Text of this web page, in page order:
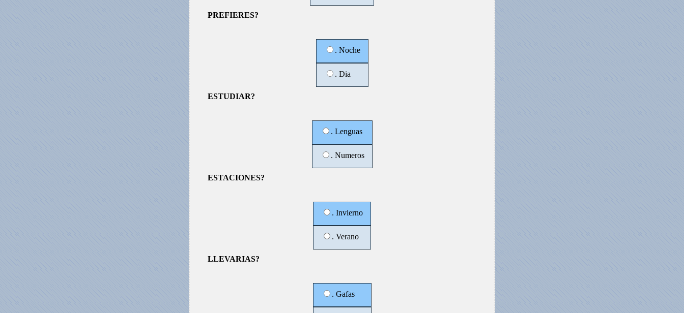
PREFIERES?
. Noche
. Dia
ESTUDIAR?
. Lenguas
. Numeros
ESTACIONES?
. Invierno
. Verano
LLEVARIAS?
. Gafas